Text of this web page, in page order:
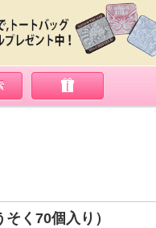
く70個入り）